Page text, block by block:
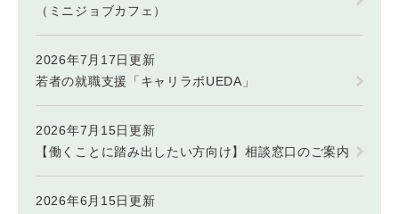
（ミニジョブカフェ）
2026年7月17日更新
若者の就職支援「キャリラボUEDA」
2026年7月15日更新
【働くことに踏み出したい方向け】相談窓口のご案内
2026年6月15日更新